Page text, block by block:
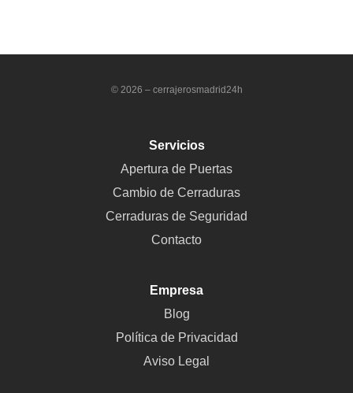
© 2026 – cerrajerosmadrid24h
Servicios
Apertura de Puertas
Cambio de Cerraduras
Cerraduras de Seguridad
Contacto
Empresa
Blog
Política de Privacidad
Aviso Legal